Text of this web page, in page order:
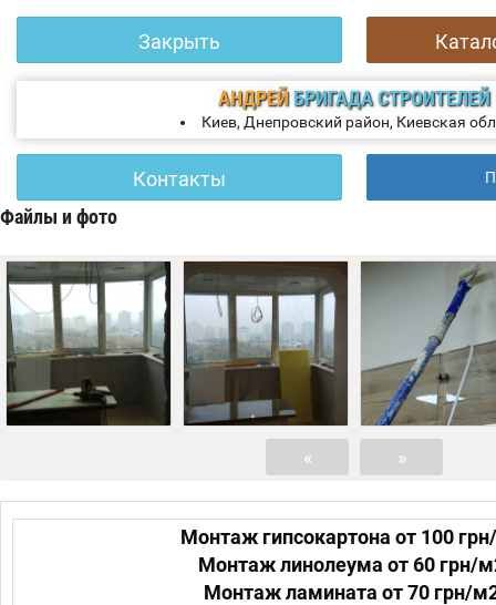
Закрыть
АНДРЕЙБРИГАДА СТРОИТЕЛЕЙ
Киев, Днепровский район, Киевская
Контакты
Файлы и фото
« »
Монтаж гипсокартона от 100
Монтаж линолеума от 60 грн/
Монтаж ламината от 70 грн/